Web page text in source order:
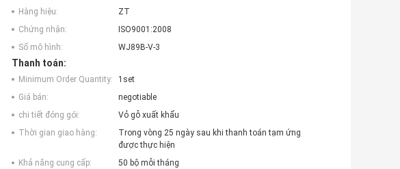
Hàng hiệu:
ZT
Chứng nhận:
ISO9001:2008
Số mô hình:
WJ89B-V-3
Thanh toán:
Minimum Order Quantity:
1set
Giá bán:
negotiable
chi tiết đóng gói:
Vỏ gỗ xuất khẩu
Thời gian giao hàng:
Trong vòng 25 ngày sau khi thanh toán tạm ứng
được thực hiện
Khả năng cung cấp:
50 bộ mỗi tháng